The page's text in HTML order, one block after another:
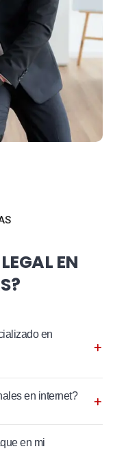
EN
en
en internet?
en mi